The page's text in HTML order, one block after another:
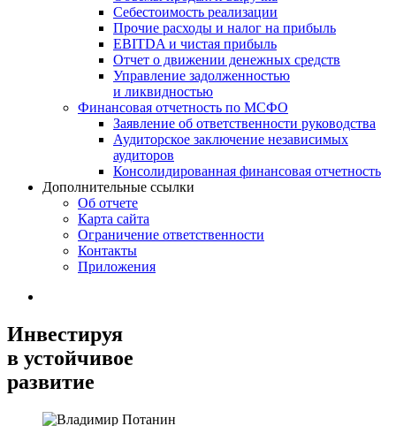
Себестоимость реализации
Прочие расходы и налог на прибыль
EBITDA и чистая прибыль
Отчет о движении денежных средств
Управление задолженностью
и ликвидностью
Финансовая отчетность по МСФО
Заявление об ответственности руководства
Аудиторское заключение независимых
аудиторов
Консолидированная финансовая отчетность
Дополнительные ссылки
Об отчете
Карта сайта
Ограничение ответственности
Контакты
Приложения
Инвестируя
в устойчивое
развитие